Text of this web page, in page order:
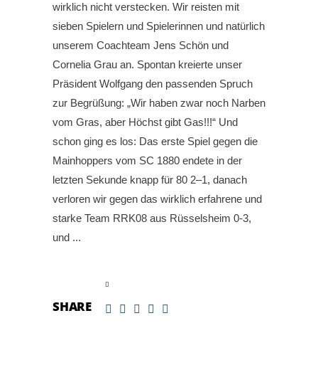
wirklich nicht verstecken. Wir reisten mit
sieben Spielern und Spielerinnen und natürlich
unserem Coachteam Jens Schön und
Cornelia Grau an. Spontan kreierte unser
Präsident Wolfgang den passenden Spruch
zur Begrüßung: „Wir haben zwar noch Narben
vom Gras, aber Höchst gibt Gas!!!“ Und
schon ging es los: Das erste Spiel gegen die
Mainhoppers vom SC 1880 endete in der
letzten Sekunde knapp für 80 2–1, danach
verloren wir gegen das wirklich erfahrene und
starke Team RRK08 aus Rüsselsheim 0-3,
und
SHARE